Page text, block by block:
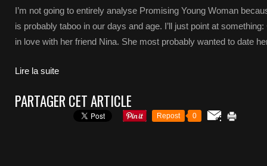
I’m not going to entirely analyse Promising Young Woman
is probably taboo in our days and age. I’ll just point at
in love with her friend Nina. She most probably wanted to date
Lire la suite
PARTAGER CET ARTICLE
Repost 0